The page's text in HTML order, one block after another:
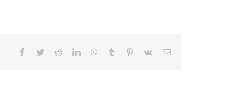
Facebook
TwitterRedditLinkedInWhatsApp
Tumblr Pinterest
Vk
E-